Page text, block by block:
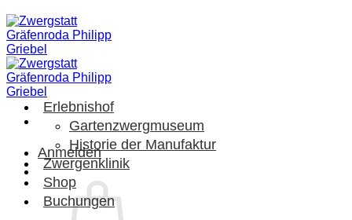
Zum
Inhalt
springen
Anmelden
Erlebnishof
Gartenzwergmuseum
Historie der Manufaktur
Zwergenklinik
Shop
Buchungen